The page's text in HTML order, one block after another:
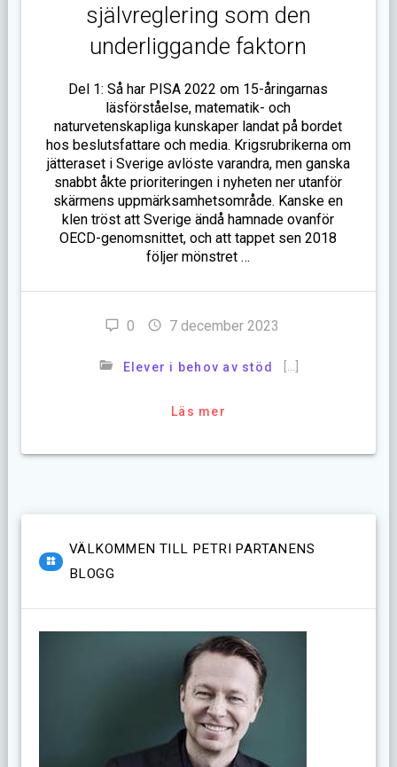
självreglering som den
underliggande faktorn
Del 1: Så har PISA 2022 om 15-åringarnas
läsförståelse, matematik- och
naturvetenskapliga kunskaper landat på bordet
hos beslutsfattare och media. Krigsrubrikerna om
jätteraset i Sverige avlöste varandra, men ganska
snabbt åkte prioriteringen i nyheten ner utanför
skärmens uppmärksamhetsområde. Kanske en
klen tröst att Sverige ändå hamnade ovanför
OECD-genomsnittet, och att tappet sen 2018
följer mönstret …
0 7 december 2023
Elever i behov av stöd
Läs mer
VÄLKOMMEN TILL PETRI PARTANENS
BLOGG